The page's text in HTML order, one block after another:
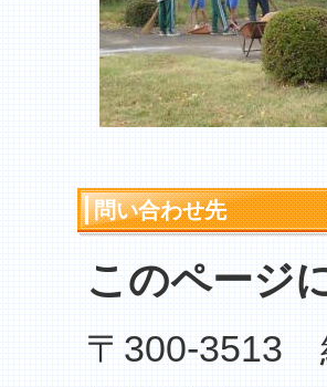
問い合わせ先
このページ
〒300-3513